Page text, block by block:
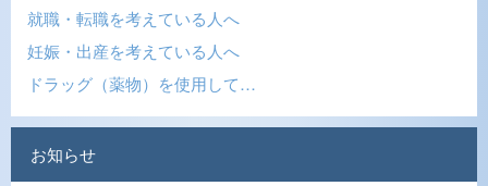
就職・転職を考えている人へ
妊娠・出産を考えている人へ
ドラッグ（薬物）を使用して…
お知らせ